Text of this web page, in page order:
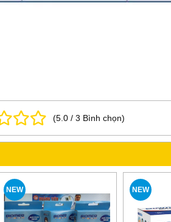
(5.0 / 3 Bình chọn)
NEW NEW